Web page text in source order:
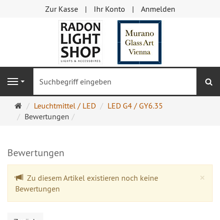
Zur Kasse Ihr Konto Anmelden
Navigation
Startseite
Leuchtmittel / LED
LED G4 / GY6.35
Bewertungen
Bewertungen
×
Zu diesem Artikel existieren noch keine
Bewertungen